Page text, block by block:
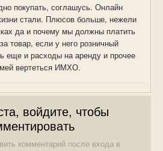
покупать, соглашусь. Онлайн
стали. Плюсов больше, нежели
да и почему мы должны платить
товар, если у него розничный
еще и расходы на аренду и прочее
вертеться ИМХО.
войдите, чтобы
комментарий после входа в